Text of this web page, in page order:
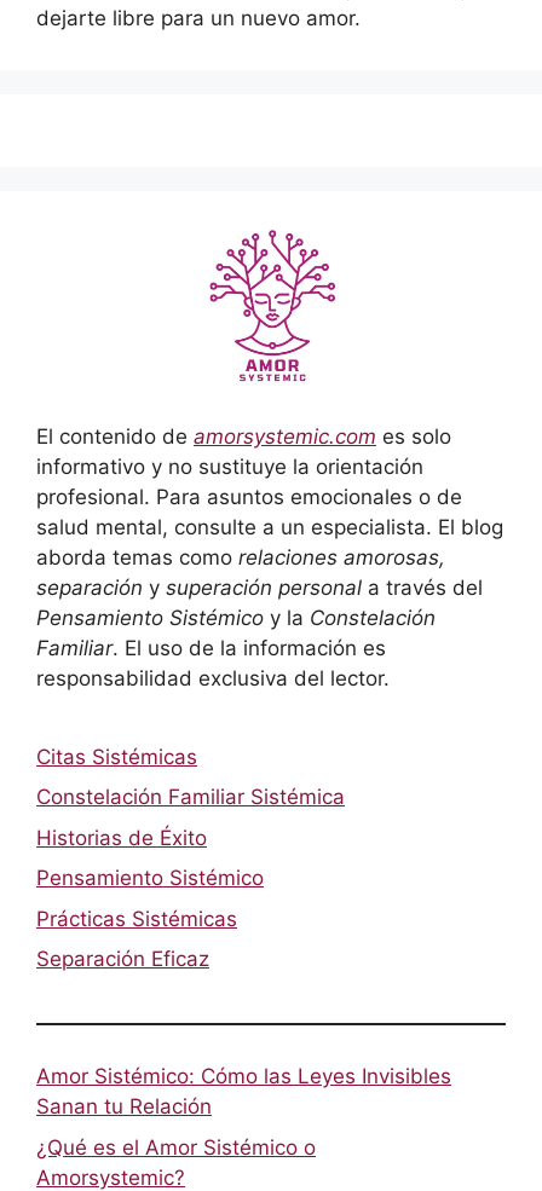
dejarte libre para un nuevo amor.
El contenido de amorsystemic.com es solo
informativo y no sustituye la orientación
profesional. Para asuntos emocionales o de
salud mental, consulte a un especialista. El blog
aborda temas como relaciones amorosas,
separación y superación personal a través del
Pensamiento Sistémico y la Constelación
Familiar. El uso de la información es
responsabilidad exclusiva del lector.
Citas Sistémicas
Constelación Familiar Sistémica
Historias de Éxito
Pensamiento Sistémico
Prácticas Sistémicas
Separación Eficaz
Amor Sistémico: Cómo las Leyes Invisibles
Sanan tu Relación
¿Qué es el Amor Sistémico o
Amorsystemic?